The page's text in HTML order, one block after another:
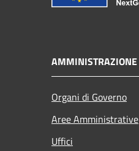
AMMINISTRAZIONE
Organi di Governo
Aree Amministrative
Uffici